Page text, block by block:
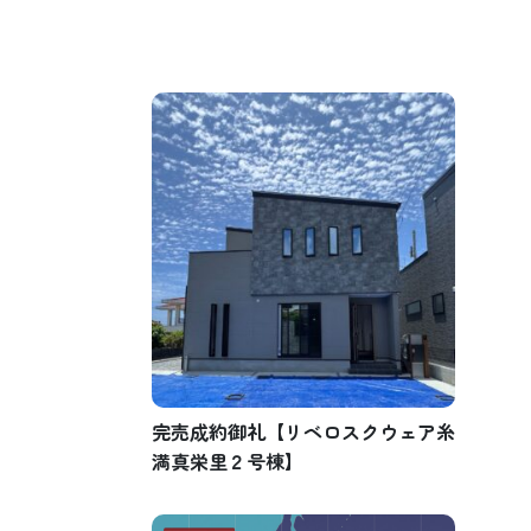
完売成約御礼【リベロスクウェア糸
満真栄里２号棟】